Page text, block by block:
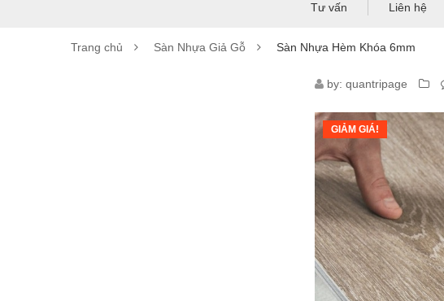
Tư vấn Liên hệ
Trang chủ Sàn Nhựa Giả Gỗ Sàn Nhựa Hèm Khóa 6mm
SÀN
NHỰA
HÈM
KHÓA
6MM
by: quantripage
GIẢM GIÁ!